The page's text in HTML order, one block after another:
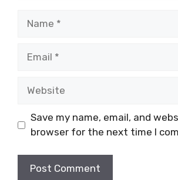
Save my name, email, and
browser for the next time I